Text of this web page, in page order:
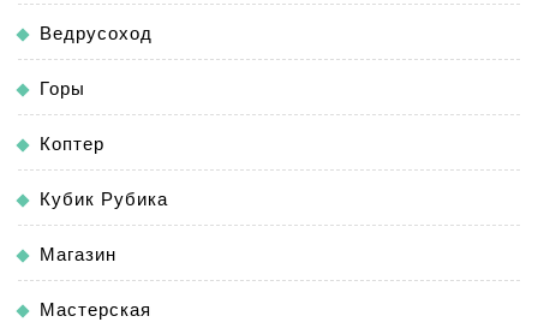
Ведрусоход
Горы
Коптер
Кубик Рубика
Магазин
Мастерская